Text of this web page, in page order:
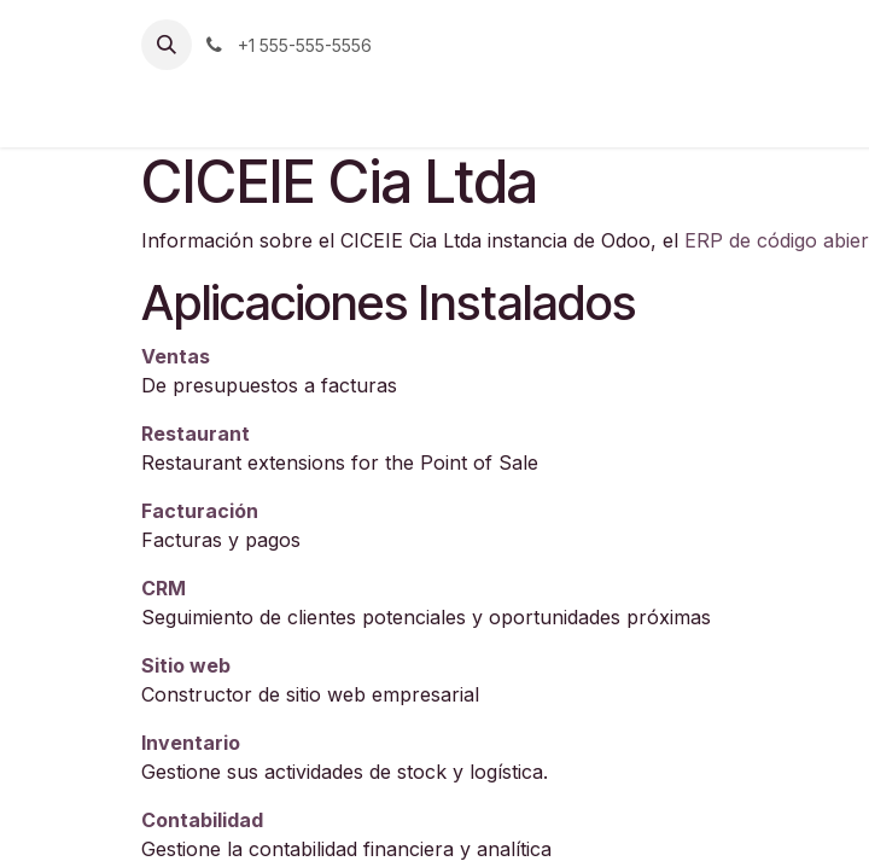
+1 555-555-5556
CICEIE Cia Ltda
Información sobre el CICEIE Cia Ltda instancia de Odoo, el ERP de código
Aplicaciones Instalados
Ventas
De presupuestos a facturas
Restaurant
Restaurant extensions for the Point of Sale
Facturación
Facturas y pagos
CRM
Seguimiento de clientes potenciales y oportunidades próximas
Sitio web
Constructor de sitio web empresarial
Inventario
Gestione sus actividades de stock y logística.
Contabilidad
Gestione la contabilidad financiera y analítica